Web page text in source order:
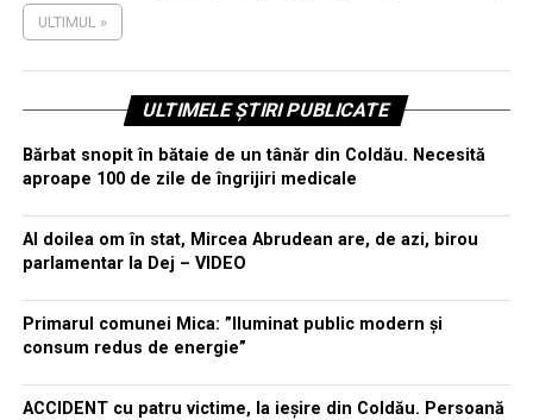
ULTIMUL »
ULTIMELE ȘTIRI PUBLICATE
Bărbat snopit în bătaie de un tânăr din Coldău. Necesită
aproape 100 de zile de îngrijiri medicale
Al doilea om în stat, Mircea Abrudean are, de azi, birou
parlamentar la Dej – VIDEO
Primarul comunei Mica: ”Iluminat public modern și
consum redus de energie”
ACCIDENT cu patru victime, la ieșire din Coldău. Persoană